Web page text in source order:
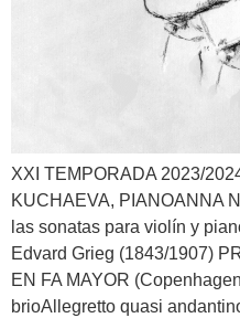
XXI TEMPORADA 2023/
KUCHAEVA, PIANOANNA
las sonatas para violín y
Edvard Grieg (1843/1907)
EN FA MAYOR
brioAllegretto quasi